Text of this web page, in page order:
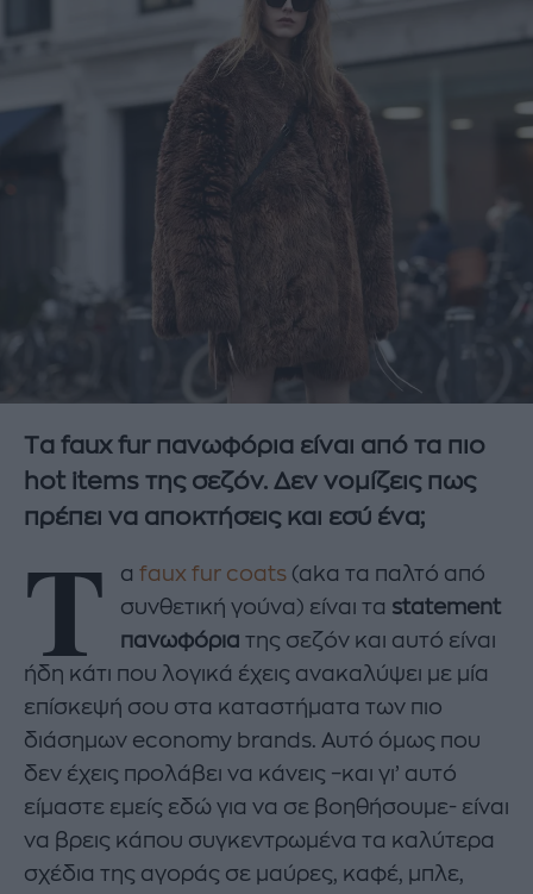
Tα faux fur πανωφόρια είναι από τα πιο
hot items της σεζόν. Δεν νομίζεις πως
πρέπει να αποκτήσεις και εσύ ένα;
Τ αfaux fur coats (aka τα παλτό από
συνθετική γούνα) είναι τα statement
πανωφόρια της σεζόν και αυτό είναι
ήδη κάτι που λογικά έχεις ανακαλύψει με μία
επίσκεψή σου στα καταστήματα των πιο
διάσημων economy brands. Αυτό όμως που
δεν έχεις προλάβει να κάνεις –και γι’ αυτό
είμαστε εμείς εδώ για να σε βοηθήσουμε- είναι
να βρεις κάπου συγκεντρωμένα τα καλύτερα
σχέδια της αγοράς σε μαύρες, καφέ, μπλε,